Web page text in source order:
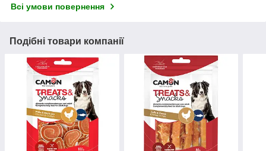
Всі умови повернення
Подібні товари компанії